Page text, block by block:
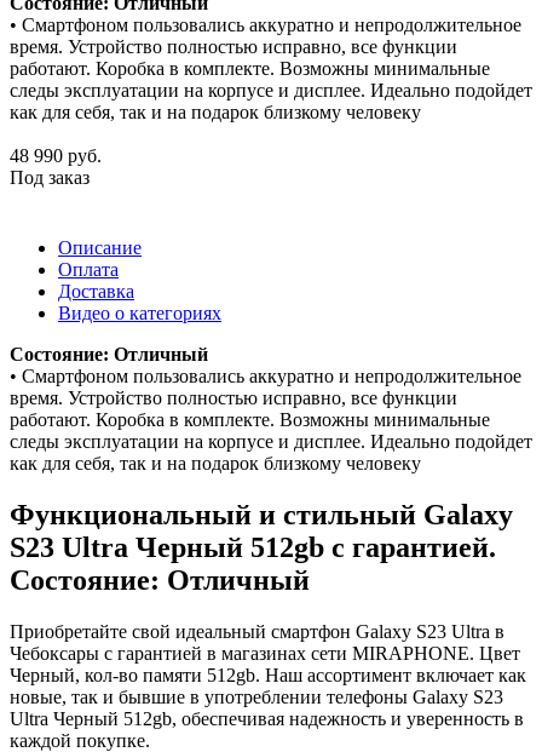
• Смартфоном пользовались аккуратно и непродолжительное
время. Устройство полностью исправно, все функции
работают. Коробка в комплекте. Возможны минимальные
следы эксплуатации на корпусе и дисплее. Идеально подойдет
как для себя, так и на подарок близкому человеку
48 990 руб.
Под заказ
Описание
Оплата
Доставка
Видео о категориях
Состояние: Отличный
• Смартфоном пользовались аккуратно и непродолжительное
время. Устройство полностью исправно, все функции
работают. Коробка в комплекте. Возможны минимальные
следы эксплуатации на корпусе и дисплее. Идеально подойдет
как для себя, так и на подарок близкому человеку
Функциональный и стильный Galaxy
S23 Ultra Черный 512gb с гарантией.
Состояние: Отличный
Приобретайте свой идеальный смартфон Galaxy S23 Ultra в
Чебоксары с гарантией в магазинах сети MIRAPHONE. Цвет
Черный, кол-во памяти 512gb. Наш ассортимент включает как
новые, так и бывшие в употреблении телефоны Galaxy S23
Ultra Черный 512gb, обеспечивая надежность и уверенность в
каждой покупке.